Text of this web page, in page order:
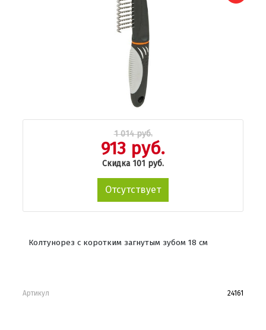
1 014 руб.
913 руб.
Скидка 101 руб.
Отсутствует
Колтунорез с коротким загнутым зубом 18 см
Артикул 24161